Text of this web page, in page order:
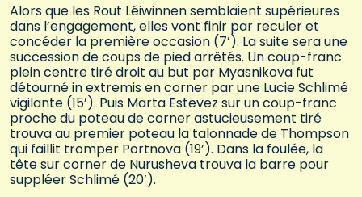
Alors que les Rout Léiwinnen semblaient supérieures
dans l’engagement, elles vont finir par reculer et
concéder la première occasion (7’). La suite sera une
succession de coups de pied arrêtés. Un coup-franc
plein centre tiré droit au but par Myasnikova fut
détourné in extremis en corner par une Lucie Schlimé
vigilante (15’). Puis Marta Estevez sur un coup-franc
proche du poteau de corner astucieusement tiré
trouva au premier poteau la talonnade de Thompson
qui faillit tromper Portnova (19’). Dans la foulée, la
tête sur corner de Nurusheva trouva la barre pour
suppléer Schlimé (20’).